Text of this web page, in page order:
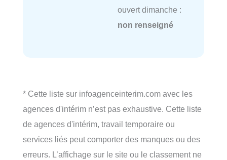
ouvert dimanche :
non renseigné
* Cette liste sur infoagenceinterim.com avec les
agences d'intérim n’est pas exhaustive. Cette liste
de agences d'intérim, travail temporaire ou
services liés peut comporter des manques ou des
erreurs. L’affichage sur le site ou le classement ne